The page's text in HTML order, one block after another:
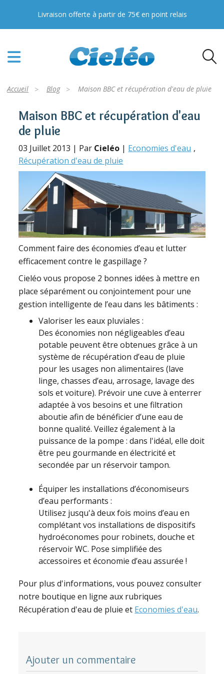
Livraison offerte à partir de 75€ en point relais
Accueil Blog Maison BBC et récupération d'eau de pluie
Maison BBC et récupération d'eau
de pluie
03 Juillet 2013 | Par Cieléo | Economies d'eau
Récupération d'eau de pluie
Comment faire des économies d’eau et lutter
efficacement contre le gaspillage ?
Cieléo vous propose 2 bonnes idées à mettre en
place séparément ou conjointement pour une
gestion intelligente de l’eau dans les bâtiments :
Valoriser les eaux pluviales :
Des économies non négligeables d’eau
potable peuvent être obtenues grâce à un
système de récupération d’eau de pluie
pour les usages non alimentaires (lave
linge, chasses d’eau, arrosage, lavage des
sols et voiture). Prévoir une cuve à enterrer
adaptée à vos besoins et une filtration
aboutie afin de bénéficier d’une eau de
bonne qualité. Veillez également à la
puissance de la pompe : dans l'idéal, elle doit
être peu gourmande en électricité et
secondée par un réservoir tampon.
Équiper les installations d’économiseurs
d’eau performants :
Utilisez jusqu'à deux fois moins d’eau en
complétant vos installations de dispositifs
hydroéconomes pour robinets, douche et
réservoir WC. Pose simplifiée des
accessoires et économie d’eau assurée !
Pour plus d'informations, vous pouvez consulter
notre boutique en ligne aux rubriques
Récupération d'eau de pluie et Economies d'eau.
Ajouter un commentaire